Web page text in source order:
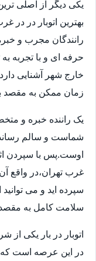
یکی دیگر از اصلی
بهترین اتوبار در در
رانندگان مجرب و
حرفه ای و با تجربه
خارج شهر آشنایی دارد
زمان ممکن به مقصد
یک راننده خبره و
شماست و سالم
اوست.پس با سپردن
غرب تهران،در واقع
سپرده اید و می
سلامت کامل به
اتوبار در بار یکی
در این عرصه است که